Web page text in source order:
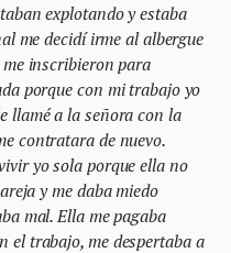
explotando y estaba
me decidí irme al albergue
inscribieron para
porque con mi trabajo yo
llamé a la señora con la
contratara de nuevo.
yo sola porque ella no
y me daba miedo
mal. Ella me pagaba
el trabajo, me despertaba a